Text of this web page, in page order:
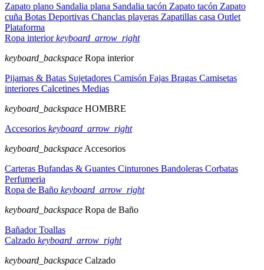
Zapato plano Sandalia plana Sandalia tacón Zapato tacón Zapato
cuña Botas Deportivas Chanclas playeras Zapatillas casa Outlet
Plataforma
Ropa interiorkeyboard_arrow_right
keyboard_backspace Ropa interior
Pijamas & Batas Sujetadores Camisón Fajas Bragas Camisetas
interiores Calcetines Medias
keyboard_backspace HOMBRE
Accesorios keyboard_arrow_right
keyboard_backspace Accesorios
Carteras Bufandas & Guantes Cinturones Bandoleras Corbatas
Perfumeria
Ropa de Baño keyboard_arrow_right
keyboard_backspace Ropa de Baño
BañadorToallas
Calzado keyboard_arrow_right
keyboard_backspace Calzado